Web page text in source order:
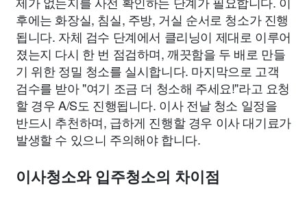
후에는 화장실, 침실, 주방, 거실 순서로 청소가 진행
됩니다. 자체 검수 단계에서 클리닝이 제대로 이루어
졌는지 다시 한 번 점검하며, 깨끗함을 두 배로 만들
기 위한 정밀 청소를 실시합니다. 마지막으로 고객
검수를 받아 "여기 조금 더 청소해 주세요!"라고 요청
할 경우 A/S도 진행됩니다. 이사 전날 청소 일정을
반드시 추천하며, 급하게 진행할 경우 이사 대기료가
발생할 수 있으니 주의해야 합니다.
이사청소와 입주청소의 차이점